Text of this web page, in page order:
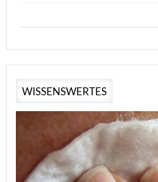
WISSENSWERTES